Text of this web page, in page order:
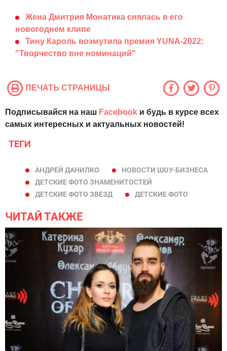
Жена Дмитрия Монатика снялась в его
новогоднем клипе
Тину Кароль возмутила премия YUNA-2022:
"Творчество вне номинаций"
ПЕЧАТЬ СТРАНИЦЫ
Подписывайся на наш Facebook и будь в курсе всех
самых интересных и актуальных новостей!
ТЕГИ
АНДРЕЙ ДАНИЛКО
НОВОСТИ ШОУ-БИЗНЕСА
ДЕТСКИЕ ФОТО ЗНАМЕНИТОСТЕЙ
ДЕТСКИЕ ФОТО ЗВЕЗД
ДЕТСКИЕ ФОТО
ЧИТАЙ ТАКЖЕ